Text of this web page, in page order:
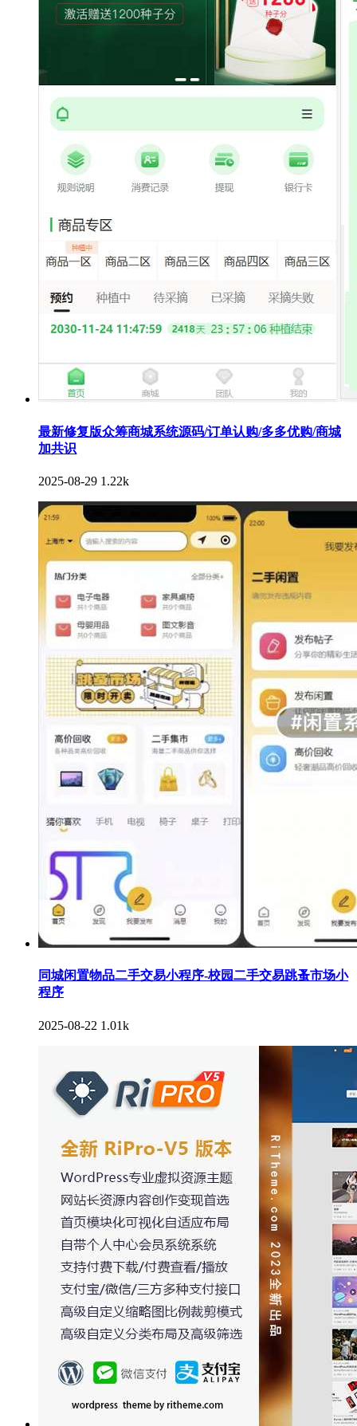
最新修复版众筹商城系统源码/订单认购/多多优购/商城
加共识
2025-08-29 1.22k
同城闲置物品二手交易小程序-校园二手交易跳蚤市场小
程序
2025-08-22 1.01k